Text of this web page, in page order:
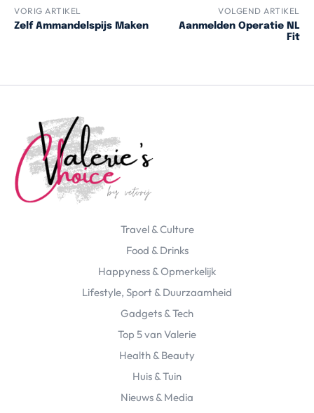
VORIG ARTIKEL
Zelf Ammandelspijs Maken
VOLGEND ARTIKEL
Aanmelden Operatie NL
Fit
Travel & Culture
Food & Drinks
Happyness & Opmerkelijk
Lifestyle, Sport & Duurzaamheid
Gadgets & Tech
Top 5 van Valerie
Health & Beauty
Huis & Tuin
Nieuws & Media